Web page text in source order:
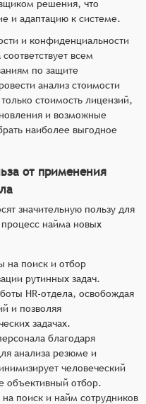
решения, что
и адаптацию к системе.
и конфиденциальности
всем
по защите
анализ стоимости
стоимость лицензий,
и возможные
наиболее выгодное
от применения
значительную пользу для
найма новых
на поиск и отбор
рутинных задач.
HR-отдела, освобождая
и позволяя
задачах.
благодаря
анализа резюме и
человеческий
объективный отбор.
поиск и найм сотрудников